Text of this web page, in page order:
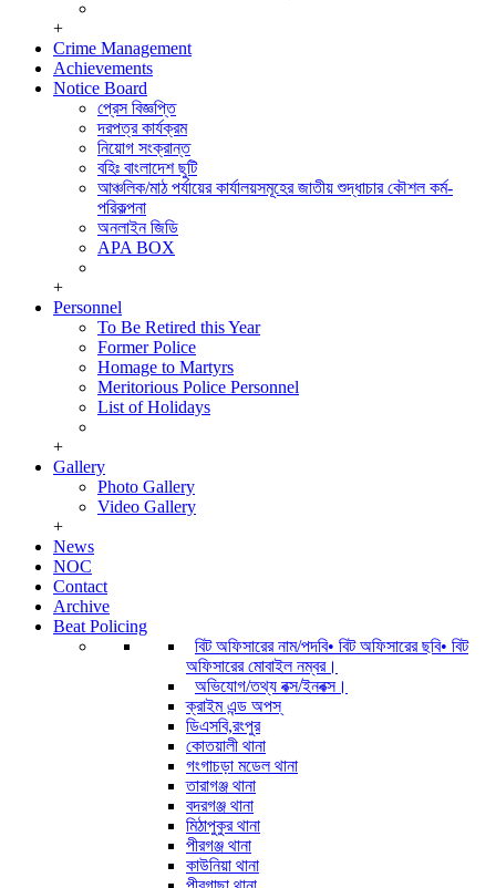
+
Crime Management
Achievements
Notice Board
প্রেস বিজ্ঞপ্তি
দরপত্র কার্যক্রম
নিয়োগ সংক্রান্ত
বহিঃ বাংলাদেশ ছুটি
আঞ্চলিক/মাঠ পর্যায়ের কার্যালয়সমূহের জাতীয় শুদ্ধাচার কৌশল কর্ম-
পরিকল্পনা
অনলাইন জিডি
APA BOX
+
Personnel
To Be Retired this Year
Former Police
Homage to Martyrs
Meritorious Police Personnel
List of Holidays
+
Gallery
Photo Gallery
Video Gallery
+
News
NOC
Contact
Archive
Beat Policing
বিট অফিসারের নাম/পদবি• বিট অফিসারের ছবি• বিট
অফিসারের মোবাইল নম্বর।
অভিযোগ/তথ্য বক্স/ইনবক্স।
ক্রাইম এন্ড অপস্
ডিএসবি,রংপুর
কোতয়ালী থানা
গংগাচড়া মডেল থানা
তারাগঞ্জ থানা
বদরগঞ্জ থানা
মিঠাপুকুর থানা
পীরগঞ্জ থানা
কাউনিয়া থানা